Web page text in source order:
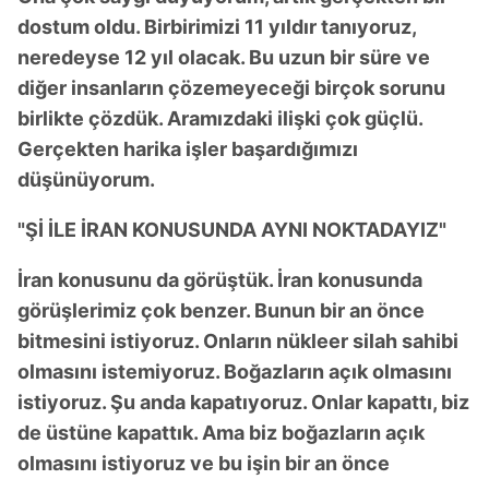
dostum oldu. Birbirimizi 11 yıldır tanıyoruz,
neredeyse 12 yıl olacak. Bu uzun bir süre ve
diğer insanların çözemeyeceği birçok sorunu
birlikte çözdük. Aramızdaki ilişki çok güçlü.
Gerçekten harika işler başardığımızı
düşünüyorum.
"Şİ İLE İRAN KONUSUNDA AYNI NOKTADAYIZ"
İran konusunu da görüştük. İran konusunda
görüşlerimiz çok benzer. Bunun bir an önce
bitmesini istiyoruz. Onların nükleer silah sahibi
olmasını istemiyoruz. Boğazların açık olmasını
istiyoruz. Şu anda kapatıyoruz. Onlar kapattı, biz
de üstüne kapattık. Ama biz boğazların açık
olmasını istiyoruz ve bu işin bir an önce